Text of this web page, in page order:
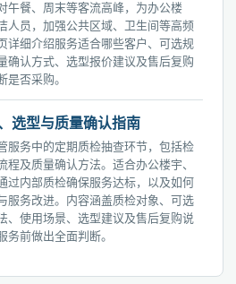
午餐、周末等客流高峰，为办公楼
人员，加强公共区域、卫生间等高频
详细介绍服务适合哪些客户、可选规
确认方式、选型报价建议及售后复购
是否采购。
选型与质量确认指南
服务中的定期质检抽查环节，包括检
及质量确认方法。适合办公楼宇、
过内部质检确保服务达标，以及如何
服务改进。内容涵盖质检对象、可选
、使用场景、选型建议及售后复购说
务前做出全面判断。